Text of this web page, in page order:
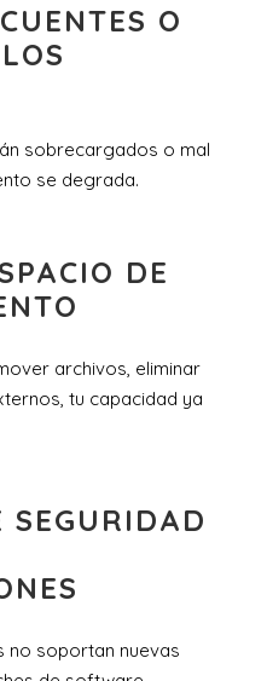
O
sobrecargados o mal
se degrada.
DE
archivos, eliminar
tu capacidad ya
SEGURIDAD
no soportan nuevas